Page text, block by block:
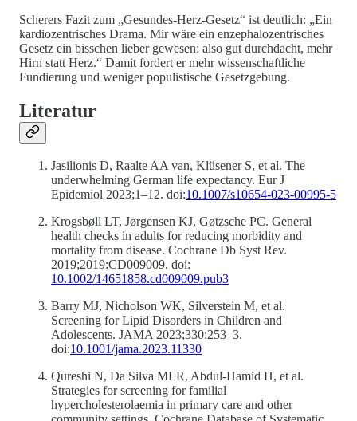
Scherers Fazit zum „Gesundes-Herz-Gesetz“ ist deutlich: „Ein
kardiozentrisches Drama. Mir wäre ein enzephalozentrisches
Gesetz ein bisschen lieber gewesen: also gut durchdacht, mehr
Hirn statt Herz.“ Damit fordert er mehr wissenschaftliche
Fundierung und weniger populistische Gesetzgebung.
Literatur
Jasilionis D, Raalte AA van, Klüsener S, et al. The
underwhelming German life expectancy. Eur J
Epidemiol 2023;1–12. doi:10.1007/s10654-023-00995-5
Krogsbøll LT, Jørgensen KJ, Gøtzsche PC. General
health checks in adults for reducing morbidity and
mortality from disease. Cochrane Db Syst Rev.
2019;2019:CD009009. doi:
10.1002/14651858.cd009009.pub3
Barry MJ, Nicholson WK, Silverstein M, et al.
Screening for Lipid Disorders in Children and
Adolescents. JAMA 2023;330:253–3.
doi:10.1001/jama.2023.11330
Qureshi N, Da Silva MLR, Abdul-Hamid H, et al.
Strategies for screening for familial
hypercholesterolaemia in primary care and other